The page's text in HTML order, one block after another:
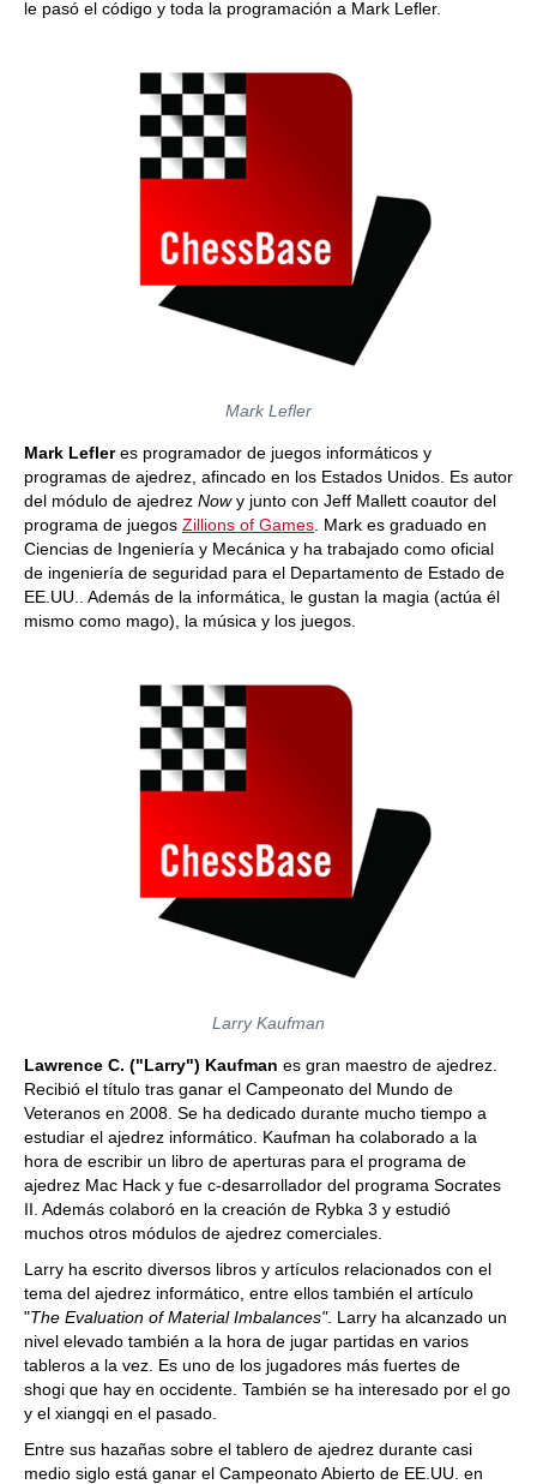
le pasó el código y toda la programación a Mark Lefler.
Mark Lefler
Mark Lefleres programador de juegos informáticos y
programas de ajedrez, afincado en los Estados Unidos. Es autor
del módulo de ajedrez Nowy junto con Jeff Mallett coautor del
programa de juegos Zillions of Games . Mark es graduado en
Ciencias de Ingeniería y Mecánica y ha trabajado como oficial
de ingeniería de seguridad para el Departamento de Estado de
EE.UU.. Además de la informática, le gustan la magia (actúa él
mismo como mago), la música y los juegos.
Larry Kaufman
Lawrence C. ("Larry") Kaufman es gran maestro de ajedrez.
Recibió el título tras ganar el Campeonato del Mundo de
Veteranos en 2008. Se ha dedicado durante mucho tiempo a
estudiar el ajedrez informático. Kaufman ha colaborado a la
hora de escribir un libro de aperturas para el programa de
ajedrez Mac Hack y fue c-desarrollador del programa Socrates
II. Además colaboró en la creación de Rybka 3 y estudió
muchos otros módulos de ajedrez comerciales.
Larry ha escrito diversos libros y artículos relacionados con el
tema del ajedrez informático, entre ellos también el artículo
"The Evaluation of Material Imbalances". Larry ha alcanzado un
nivel elevado también a la hora de jugar partidas en varios
tableros a la vez. Es uno de los jugadores más fuertes de
shogi que hay en occidente. También se ha interesado por el go
y el xiangqi en el pasado.
Entre sus hazañas sobre el tablero de ajedrez durante casi
medio siglo está ganar el Campeonato Abierto de EE.UU. en